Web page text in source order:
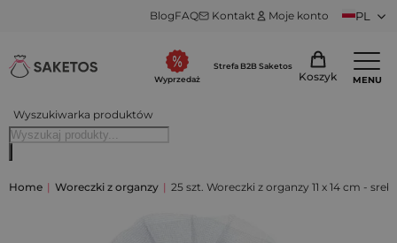
BlogFAQ Kontakt Moje konto PL
Wyszukiwarka produktów
Wyprzedaż
Strefa B2B Saketos
Koszyk MENU
Home | Woreczki z organzy | 25 szt. Woreczki z organzy 11 x 14 cm -